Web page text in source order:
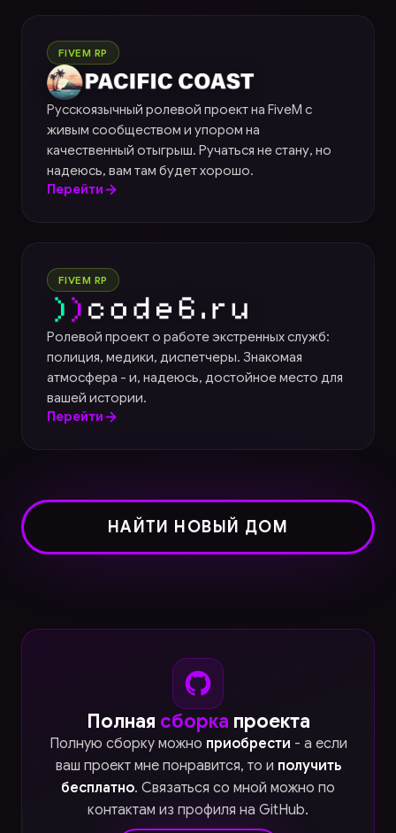
FIVEM RP
Pacific Coast
Русскоязычный ролевой проект на FiveM с
живым сообществом и упором на
качественный отыгрыш. Ручаться не стану, но
надеюсь, вам там будет хорошо.
Перейти
FIVEM RP
Code6
Ролевой проект о работе экстренных служб:
полиция, медики, диспетчеры. Знакомая
атмосфера - и, надеюсь, достойное место для
вашей истории.
Перейти
НАЙТИ НОВЫЙ ДОМ
Полная сборка проекта
Полную сборку можно приобрести - а если
ваш проект мне понравится, то и получить
бесплатно. Связаться со мной можно по
контактам из профиля на GitHub.